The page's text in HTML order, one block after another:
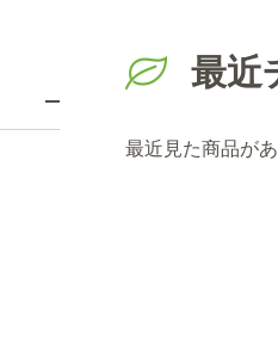
最近
最近見た商品があ